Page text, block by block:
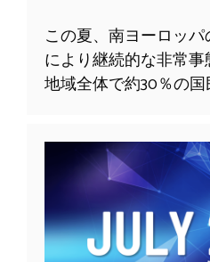
この夏、南ヨーロッ
により継続的な非常事
地域全体で約30％の国